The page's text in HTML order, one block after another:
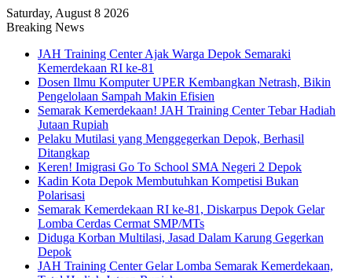
Saturday, August 8 2026
Breaking News
JAH Training Center Ajak Warga Depok Semaraki
Kemerdekaan RI ke-81
Dosen Ilmu Komputer UPER Kembangkan Netrash, Bikin
Pengelolaan Sampah Makin Efisien
Semarak Kemerdekaan! JAH Training Center Tebar Hadiah
Jutaan Rupiah
Pelaku Mutilasi yang Menggegerkan Depok, Berhasil
Ditangkap
Keren! Imigrasi Go To School SMA Negeri 2 Depok
Kadin Kota Depok Membutuhkan Kompetisi Bukan
Polarisasi
Semarak Kemerdekaan RI ke-81, Diskarpus Depok Gelar
Lomba Cerdas Cermat SMP/MTs
Diduga Korban Multilasi, Jasad Dalam Karung Gegerkan
Depok
JAH Training Center Gelar Lomba Semarak Kemerdekaan,